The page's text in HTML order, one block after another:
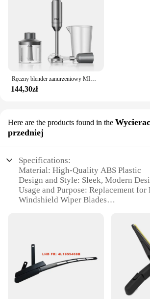
144,30zł
Here are the products found in the
przedniej
Specifications:
Material: High-Quality ABS Plastic
Design and Style: Sleek, Modern
Usage and Purpose: Replacement for
Windshield Wiper Blades
Shape or Size or Weight or Quantity:
Performance and Property: Durable,
Resistant Construction
Features:
**Unmatched Durability and